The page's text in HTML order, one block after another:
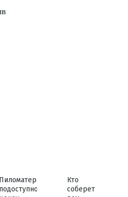
Пиломатериалы
по доступной
Кто
соберет